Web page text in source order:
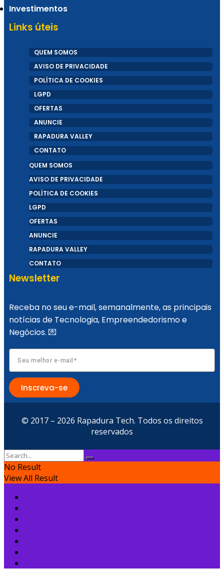
Investimentos
Links úteis
QUEM SOMOS
AVISO DE PRIVACIDADE
POLÍTICA DE COOKIES
LGPD
OFERTAS
ANUNCIE
RAPADURA VALLEY
CONTATO
QUEM SOMOS
AVISO DE PRIVACIDADE
POLÍTICA DE COOKIES
LGPD
OFERTAS
ANUNCIE
RAPADURA VALLEY
CONTATO
Newsletter
Receba no seu e-mail, semanalmente, as principais
notícias de Tecnologia, Empreendedorismo e
Negócios. 💌
Inscreva-se
© 2017 – 2026 Rapadura Tech. Todos os direitos
reservados
No Result
View All Result